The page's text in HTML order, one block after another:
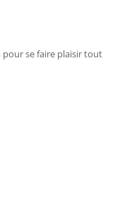
pour se faire plaisir tout